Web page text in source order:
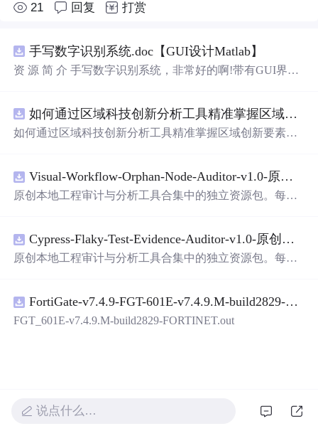
21 回复 打赏
手写数字识别系统.doc【GUI设计Matlab】
资 源 简 介 手写数字识别系统，非常好的啊!带有GUI界
带有直观的图形用户界面（GUI），非常容易使用。你只
需要将手写数字输入系统，它将立即给出准确的识别结
是一个非常方便和实用的工具，你一定会喜欢它的！
如何通过区域科技创新分析工具精准掌握区域创新要素分布与产业链融合现状？.docx
如何通过区域科技创新分析工具精准掌握区域创新要素分
Visual-Workflow-Orphan-Node-Auditor-v1.0-原创源码与文档.zip
原创本地工程审计与分析工具合集中的独立资源包。每个
README、运行说明、功能清单、MIT License及原创与授
权声明。解压后进入project目录，执行npm test验证算法，
目源码、Logo、官方截图、论文、生产日志或其他受限素
材。适合前端开发、AI应用工程、测试审计和课程实践。
Cypress-Flaky-Test-Evidence-Auditor-v1.0-原创源码与文档.zip
原创本地工程审计与分析工具合集中的独立资源包。每个
README、运行说明、功能清单、MIT License及原创与授
权声明。解压后进入project目录，执行npm test验证算法，
FortiGate-v7.4.9-FGT-601E-v7.4.9.M-build2829-FORTINET.out
FGT_601E-v7.4.9.M-build2829-FORTINET.out
说点什么…